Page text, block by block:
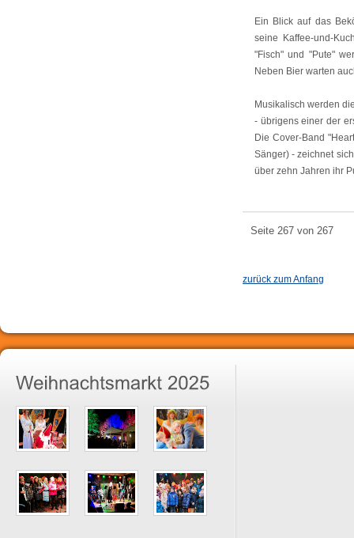
Ein Blick auf das
seine Kaffee-und-
"Fisch" und "Pute"
Neben Bier warten
Musikalisch werden
- übrigens einer der
Die Cover-Band
Sänger) - zeichnet
über zehn Jahren ihr
Seite 267 von 267
zurück zum Anfang